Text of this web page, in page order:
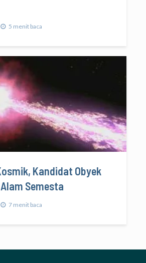
5 menit baca
Kandidat Obyek
Semesta
7 menit baca